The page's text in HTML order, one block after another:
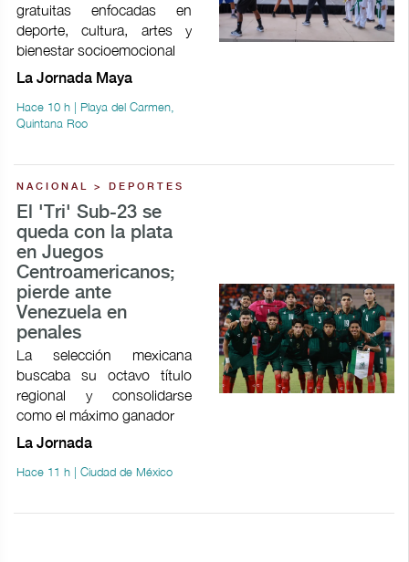
gratuitas enfocadas en
deporte, cultura, artes y
bienestar socioemocional
La Jornada Maya
Hace 10 h | Playa del Carmen,
Quintana Roo
NACIONAL > DEPORTES
El 'Tri' Sub-23 se
queda con la plata
en Juegos
Centroamericanos;
pierde ante
Venezuela en
penales
La selección mexicana
buscaba su octavo título
regional y consolidarse
como el máximo ganador
La Jornada
Hace 11 h | Ciudad de México